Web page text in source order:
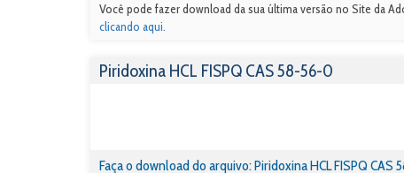
Você pode fazer download da sua última versão no Site da
clicando aqui.
Piridoxina HCL FISPQ CAS 58-56-0
Faça o download do arquivo: Piridoxina HCL FISPQ CAS